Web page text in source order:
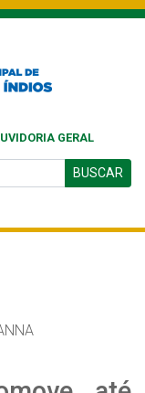
GERAL
BUSCAR